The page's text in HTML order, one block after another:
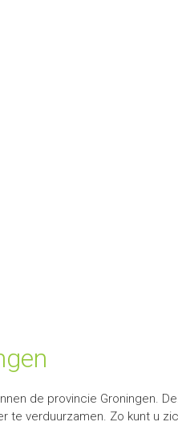
de provincie Groningen.
te verduurzamen. Zo kunt u